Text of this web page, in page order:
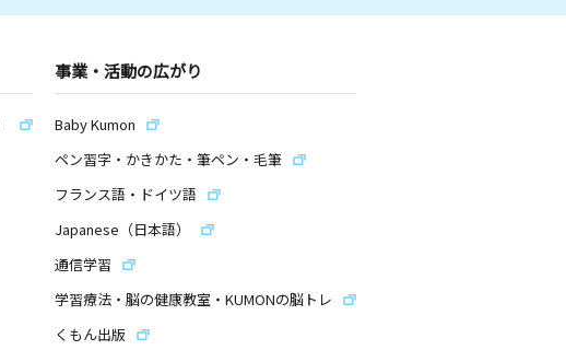
事業・活動の広がり
Baby Kumon
ペン習字・かきかた・筆ペン・毛筆
フランス語・ドイツ語
Japanese（日本語）
通信学習
学習療法・脳の健康教室・KUMONの脳トレ
くもん出版